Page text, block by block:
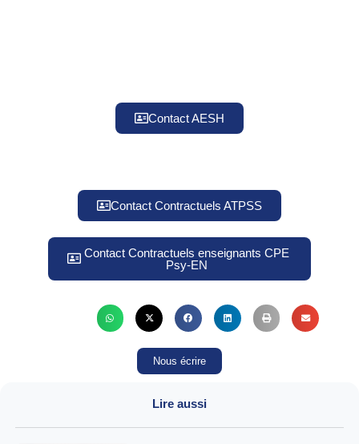
Contact AESH
Contact Contractuels ATPSS
Contact Contractuels enseignants CPE
Psy-EN
Nous écrire
Lire aussi